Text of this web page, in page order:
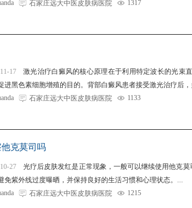
石家庄远大中医皮肤病医院 1317
17
激光治疗白癜风的核心原理在于利用特定波长的光束
进黑色素细胞增殖的目的。背部白癜风患者接受激光治疗后，
石家庄远大中医皮肤病医院 1133
克莫司吗
27
光疗后皮肤发红是正常现象，一般可以继续使用他克
免紫外线过度曝晒，并保持良好的生活习惯和心理状态。...
石家庄远大中医皮肤病医院 1215